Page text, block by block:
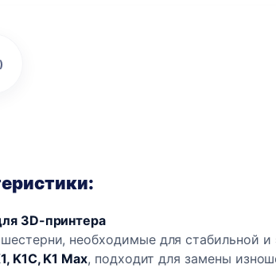
3D-принтера
необходимые для стабильной
K1C, K1 Max, подходит для замены